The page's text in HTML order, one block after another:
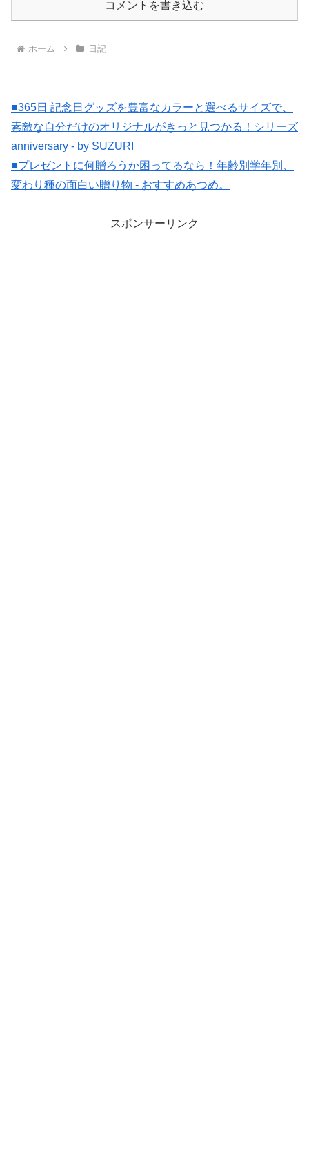
コメントを書き込む
ホーム 日記
■365日 記念日グッズを豊富なカラーと選べるサイズで、
素敵な自分だけのオリジナルがきっと見つかる！シリーズ
anniversary - by SUZURI
■プレゼントに何贈ろうか困ってるなら！年齢別学年別、
変わり種の面白い贈り物 - おすすめあつめ。
スポンサーリンク